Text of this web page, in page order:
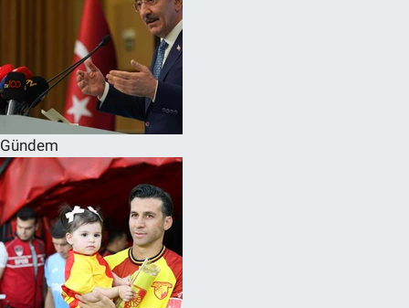
Gündem